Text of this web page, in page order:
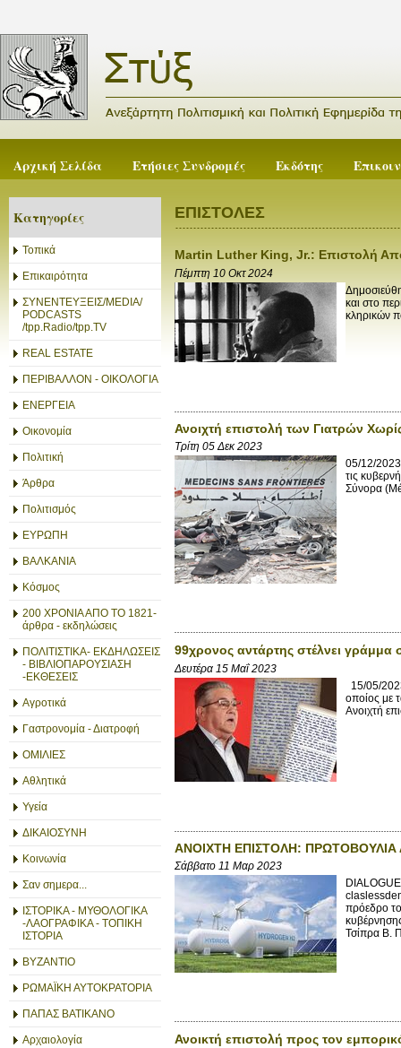
Αρχική Σελίδα Ετήσιες Συνδρομές Εκδότης
Κατηγορίες
Τοπικά
Επικαιρότητα
ΣΥΝΕΝΤΕΥΞΕΙΣ/MEDIA/
PODCASTS
/tpp.Radio/tpp.TV
REAL ESTATE
ΠΕΡΙΒΑΛΛΟΝ - ΟΙΚΟΛΟΓΙΑ
ΕΝΕΡΓΕΙΑ
Οικονομία
Πολιτική
Άρθρα
Πολιτισμός
ΕΥΡΩΠΗ
ΒΑΛΚΑΝΙΑ
Κόσμος
200 ΧΡΟΝΙΑ ΑΠΟ ΤΟ 1821-
άρθρα - εκδηλώσεις
ΠΟΛΙΤΙΣΤΙΚΑ- ΕΚΔΗΛΩΣΕΙΣ
- ΒΙΒΛΙΟΠΑΡΟΥΣΙΑΣΗ
-ΕΚΘΕΣΕΙΣ
Αγροτικά
Γαστρονομία - Διατροφή
ΟΜΙΛΙΕΣ
Αθλητικά
Υγεία
ΔΙΚΑΙΟΣΥΝΗ
Κοινωνία
Σαν σημερα...
ΙΣΤΟΡΙΚΑ - ΜΥΘΟΛΟΓΙΚΑ
-ΛΑΟΓΡΑΦΙΚΑ - ΤΟΠΙΚΗ
ΙΣΤΟΡΙΑ
ΒΥΖΑΝΤΙΟ
ΡΩΜΑΪΚΗ ΑΥΤΟΚΡΑΤΟΡΙΑ
ΠΑΠΑΣ ΒΑΤΙΚΑΝΟ
Αρχαιολογία
ΕΠΙΣΤΟΛΕΣ
Martin Luther King, Jr.: Επιστολή
Πέμπτη 10 Οκτ 2024
και στο
κληρικών
Ανοιχτή επιστολή των Γιατρών
Τρίτη 05 Δεκ 2023
05/12/
τις
Σύνορα
99χρονος αντάρτης στέλνει
Δευτέρα 15 Μαΐ 2023
15/05/
οποίος με
Ανοιχτή
ΑΝΟΙΧΤΗ ΕΠΙΣΤΟΛΗ:
Σάββατο 11 Μαρ 2023
πρόεδρο
Τσίπρα Β.
Ανοικτή επιστολή προς τον